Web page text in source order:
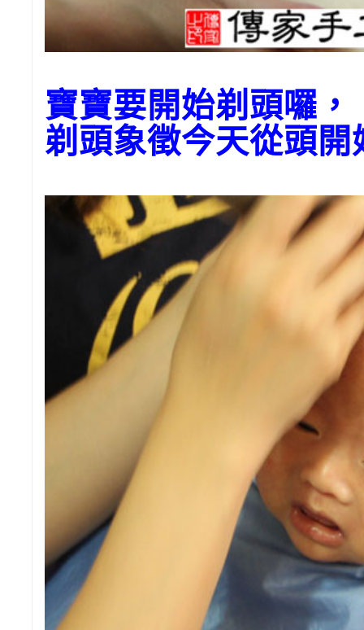
寶寶要開始剃頭囉
剃頭象徵今天從頭